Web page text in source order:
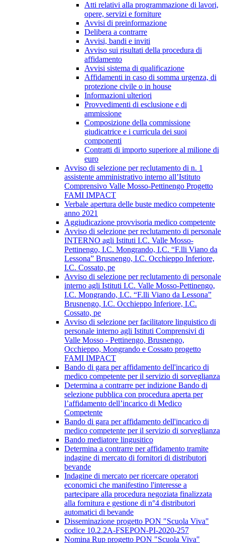
Atti relativi alla programmazione di lavori,
opere, servizi e forniture
Avvisi di preinformazione
Delibera a contrarre
Avvisi, bandi e inviti
Avviso sui risultati della procedura di
affidamento
Avvisi sistema di qualificazione
Affidamenti in caso di somma urgenza, di
protezione civile o in house
Informazioni ulteriori
Provvedimenti di esclusione e di
ammissione
Composizione della commissione
giudicatrice e i curricula dei suoi
componenti
Contratti di importo superiore al milione di
euro
Avviso di selezione per reclutamento di n. 1
assistente amministrativo interno all’Istituto
Comprensivo Valle Mosso-Pettinengo Progetto
FAMI IMPACT
Verbale apertura delle buste medico competente
anno 2021
Aggiudicazione provvisoria medico competente
Avviso di selezione per reclutamento di personale
INTERNO agli Istituti I.C. Valle Mosso-
Pettinengo, I.C. Mongrando, I.C. “F.lli Viano da
Lessona” Brusnengo, I.C. Occhieppo Inferiore,
I.C. Cossato, pe
Avviso di selezione per reclutamento di personale
interno agli Istituti I.C. Valle Mosso-Pettinengo,
I.C. Mongrando, I.C. “F.lli Viano da Lessona”
Brusnengo, I.C. Occhieppo Inferiore, I.C.
Cossato, pe
Avviso di selezione per facilitatore linguistico di
personale interno agli Istituti Comprensivi di
Valle Mosso - Pettinengo, Brusnengo,
Occhieppo, Mongrando e Cossato progetto
FAMI IMPACT
Bando di gara per affidamento dell'incarico di
medico competente per il servizio di sorveglianza
Determina a contrarre per indizione Bando di
selezione pubblica con procedura aperta per
l’affidamento dell’incarico di Medico
Competente
Bando di gara per affidamento dell'incarico di
medico competente per il servizio di sorveglianza
Bando mediatore lingusitico
Determina a contrarre per affidamento tramite
indagine di mercato di fornitori di distributori
bevande
Indagine di mercato per ricercare operatori
economici che manifestino l'interesse a
partecipare alla procedura negoziata finalizzata
alla fornitura e gestione di n°4 distributori
automatici di bevande
Disseminazione progetto PON "Scuola Viva"
codice 10.2.2A-FSEPON-PI-2020-257
Nomina Rup progetto PON "Scuola Viva"